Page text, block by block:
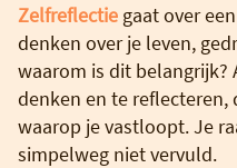
Zelfreflectie gaat over
denken over je leven,
waarom is dit belangrijk?
denken en te
waarop je vastloopt. Je
simpelweg niet vervuld.